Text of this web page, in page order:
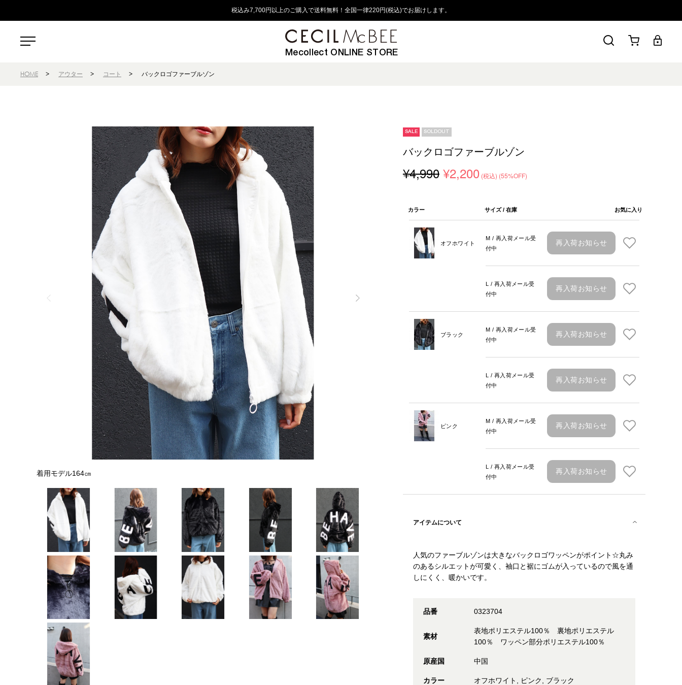
税込み7,700円以上のご購入で送料無料！全国一律220円(税込)でお届けします。
Mecollect ONLINE STORE
HOME > アウター > コート > バックロゴファーブルゾン
着用モデル164㎝
SALE SOLDOUT
バックロゴファーブルゾン
¥4,990 ¥2,200 (税込) (55%OFF)
カラー サイズ / 在庫 お気に入り
オフホワイト
M / 再入荷メール受
付中
再入荷お知らせ
L / 再入荷メール受
付中
再入荷お知らせ
ブラック
M / 再入荷メール受
付中
再入荷お知らせ
L / 再入荷メール受
付中
再入荷お知らせ
ピンク
M / 再入荷メール受
付中
再入荷お知らせ
L / 再入荷メール受
付中
再入荷お知らせ
アイテムについて
人気のファーブルゾンは大きなバックロゴワッペンがポイント☆丸み
のあるシルエットが可愛く、袖口と裾にゴムが入っているので風を通
しにくく、暖かいです。
品番 0323704
素材
表地ポリエステル100％ 裏地ポリエステル
100％ ワッペン部分ポリエステル100％
原産国 中国
カラー オフホワイト, ピンク, ブラック